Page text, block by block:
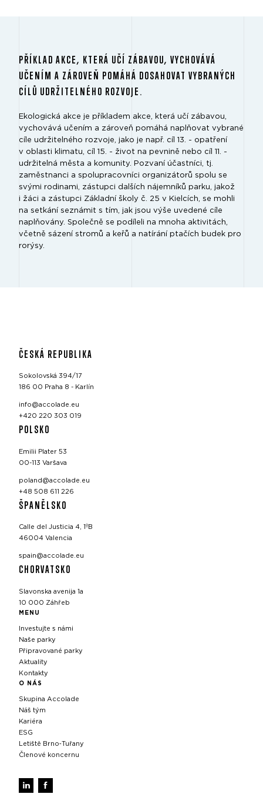
PŘÍKLAD AKCE, KTERÁ UČÍ ZÁBAVOU, VYCHOVÁVÁ
UČENÍM A ZÁROVEŇ POMÁHÁ DOSAHOVAT VYBRANÝCH
CÍLŮ UDRŽITELNÉHO ROZVOJE.
Ekologická akce je příkladem akce, která učí zábavou,
vychovává učením a zároveň pomáhá naplňovat vybrané
cíle udržitelného rozvoje, jako je např. cíl 13. - opatření
v oblasti klimatu, cíl 15. - život na pevnině nebo cíl 11. -
udržitelná města a komunity. Pozvaní účastníci, tj.
zaměstnanci a spolupracovníci organizátorů spolu se
svými rodinami, zástupci dalších nájemníků parku, jakož
i žáci a zástupci Základní školy č. 25 v Kielcích, se mohli
na setkání seznámit s tím, jak jsou výše uvedené cíle
naplňovány. Společně se podíleli na mnoha aktivitách,
včetně sázení stromů a keřů a natírání ptačích budek pro
rorýsy.
ČESKÁ REPUBLIKA
Sokolovská 394/17
186 00 Praha 8 - Karlín
info@accolade.eu
+420 220 303 019
POLSKO
Emilii Plater 53
00-113 Varšava
poland@accolade.eu
+48 508 611 226
ŠPANĚLSKO
Calle del Justicia 4, 1ºB
46004 Valencia
spain@accolade.eu
CHORVATSKO
Slavonska avenija 1a
10 000 Záhřeb
MENU
Investujte s námi
Naše parky
Připravované parky
Aktuality
Kontakty
O NÁS
Skupina Accolade
Náš tým
Kariéra
ESG
Letiště Brno‑Tuřany
Členové koncernu